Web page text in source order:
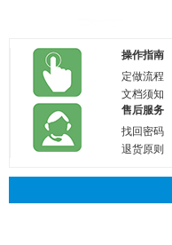
操作指南
定做流程
文档须知
售后服务
找回密码
退货原则